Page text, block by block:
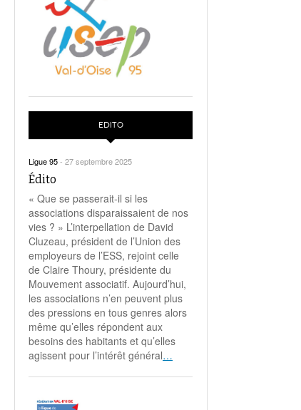
EDITO
Ligue 95- 27 septembre 2025
Édito
« Que se passerait-il si les
associations disparaissaient de nos
vies ? » L’interpellation de David
Cluzeau, président de l’Union des
employeurs de l’ESS, rejoint celle
de Claire Thoury, présidente du
Mouvement associatif. Aujourd’hui,
les associations n’en peuvent plus
des pressions en tous genres alors
même qu’elles répondent aux
besoins des habitants et qu’elles
agissent pour l’intérêt général…